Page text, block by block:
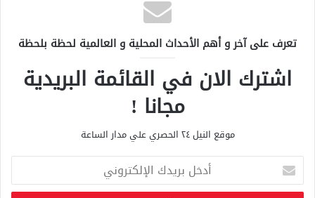
تعرف على آخر و أهم الأحداث المحلية و العالمية لحظة بلحظة
اشترك الان في القائمة البريدية
مجانا !
موقع النيل ٢٤ الحصري علي مدار الساعة
خ